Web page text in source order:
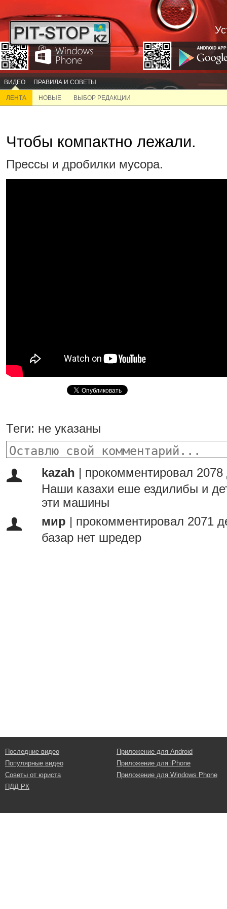
ВИДЕО ПРАВИЛА И СОВЕТЫ
ЛЕНТА НОВЫЕ ВЫБОР РЕДАКЦИИ
Чтобы компактно лежали.
Прессы и дробилки мусора.
Теги: не указаны
kazah
прокомментировал 2078
Наши казахи еше ездилибы и
эти машины
мир
прокомментировал 2071
базар нет шредер
Последние видео
Популярные видео
Советы от юриста
ПДД РК
Приложение для Android
Приложение для iPhone
Приложение для Windows Phone